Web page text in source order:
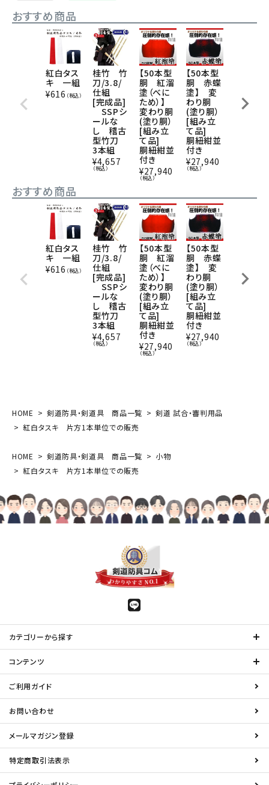
おすすめ商品
紅白タス
キ 一組
¥616 （税込）
桂竹 竹
刀/3.8/
仕組
[完成品]
SSPシ
ールな
し 稽古
型竹刀
3本組
¥4,657
（税込）
【50本型
胴 紅溜
塗（べに
ため）】
変わり胴
(塗り胴）
[組み立
て品]
胴紐紺並
付き
¥27,940
（税込）
【50本型
胴 赤蝶
塗】 変
わり胴
(塗り胴）
[組み立
て品]
胴紐紺並
付き
¥27,940
（税込）
825
おすすめ商品
紅白タス
キ 一組
¥616 （税込）
桂竹 竹
刀/3.8/
仕組
[完成品]
SSPシ
ールな
し 稽古
型竹刀
3本組
¥4,657
（税込）
【50本型
胴 紅溜
塗（べに
ため）】
変わり胴
(塗り胴）
[組み立
て品]
胴紐紺並
付き
¥27,940
（税込）
【50本型
胴 赤蝶
塗】 変
わり胴
(塗り胴）
[組み立
て品]
胴紐紺並
付き
¥27,940
（税込）
825
HOME 剣道防具・剣道具 商品一覧
剣道 試合・審判用品
紅白タスキ 片方1本単位での販売
HOME 剣道防具・剣道具 商品一覧
小物
紅白タスキ 片方1本単位での販売
カテゴリーから探す
コンテンツ
ご利用ガイド
お問い合わせ
メールマガジン登録
特定商取引法表示